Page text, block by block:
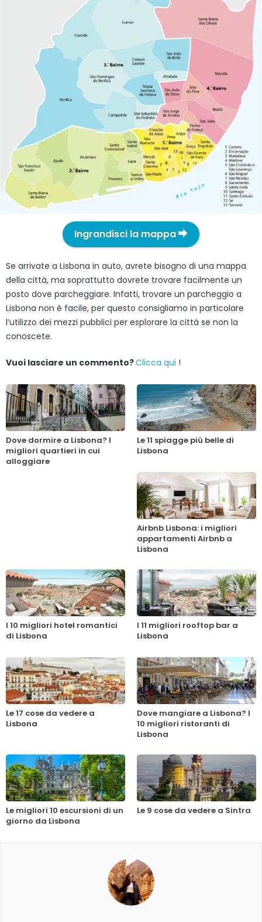
Ingrandisci la mappa
Se arrivate a Lisbona in auto, avrete bisogno di una mappa
della città, ma soprattutto dovrete trovare facilmente un
posto dove parcheggiare. Infatti, trovare un parcheggio a
Lisbona non è facile, per questo consigliamo in particolare
l’utilizzo dei mezzi pubblici per esplorare la città se non la
conoscete.
Vuoi lasciare un commento?Clicca qui !
Dove dormire a Lisbona? I
migliori quartieri in cui
alloggiare
Le 11 spiagge più belle di
Lisbona
Airbnb Lisbona: i migliori
appartamenti Airbnb a
Lisbona
I 10 migliori hotel romantici
di Lisbona
I 11 migliori rooftop bar a
Lisbona
Le 17 cose da vedere a
Lisbona
Dove mangiare a Lisbona? I
10 migliori ristoranti di
Lisbona
Le migliori 10 escursioni di un
giorno da Lisbona
Le 9 cose da vedere a Sintra